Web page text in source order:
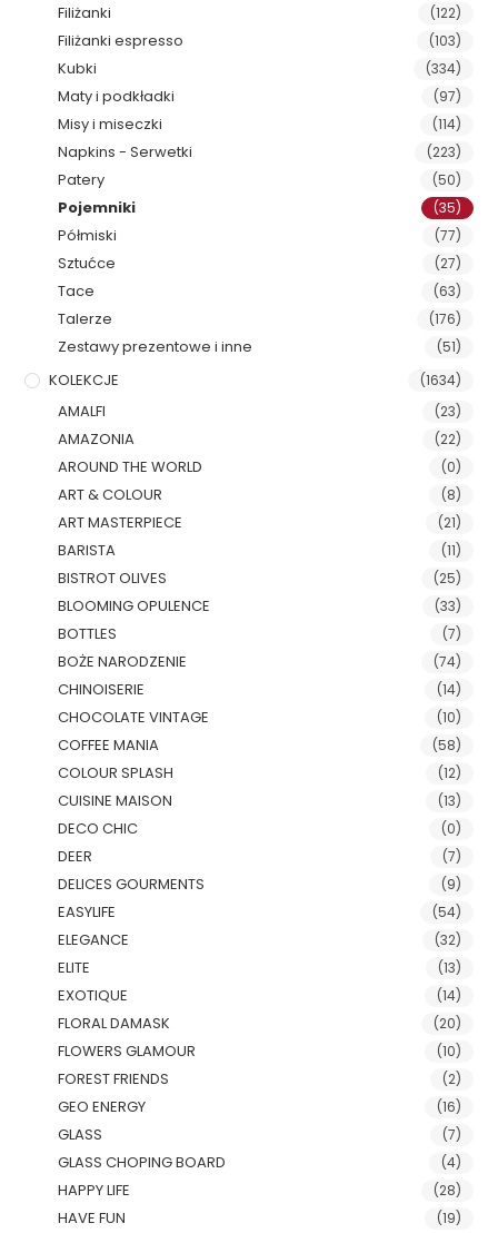
Filiżanki (122)
Filiżanki espresso (103)
Kubki (334)
Maty i podkładki (97)
Misy i miseczki (114)
Napkins - Serwetki (223)
Patery (50)
Pojemniki (35)
Półmiski (77)
Sztućce (27)
Tace (63)
Talerze (176)
Zestawy prezentowe i inne (51)
KOLEKCJE (1634)
AMALFI (23)
AMAZONIA (22)
AROUND THE WORLD (0)
ART & COLOUR (8)
ART MASTERPIECE (21)
BARISTA (11)
BISTROT OLIVES (25)
BLOOMING OPULENCE (33)
BOTTLES (7)
BOŻE NARODZENIE (74)
CHINOISERIE (14)
CHOCOLATE VINTAGE (10)
COFFEE MANIA (58)
COLOUR SPLASH (12)
CUISINE MAISON (13)
DECO CHIC (0)
DEER (7)
DELICES GOURMENTS (9)
EASYLIFE (54)
ELEGANCE (32)
ELITE (13)
EXOTIQUE (14)
FLORAL DAMASK (20)
FLOWERS GLAMOUR (10)
FOREST FRIENDS (2)
GEO ENERGY (16)
GLASS (7)
GLASS CHOPING BOARD (4)
HAPPY LIFE (28)
HAVE FUN (19)